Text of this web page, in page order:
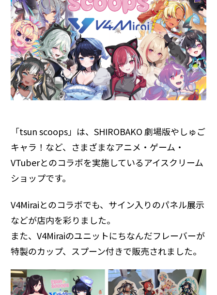
「tsun scoops」は、SHIROBAKO 劇場版やしゅご
キャラ！など、さまざまなアニメ・ゲーム・
VTuberとのコラボを実施しているアイスクリーム
ショップです。
V4Miraiとのコラボでも、サイン入りのパネル展示
などが店内を彩りました。
また、V4Miraiのユニットにちなんだフレーバーが
特製のカップ、スプーン付きで販売されました。